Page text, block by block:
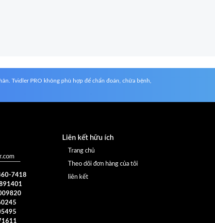
Tvidler PRO không phù hợp để chẩn đoán, chữa bệnh,
7418
Liên kết hữu ích
Trang chủ
Theo dõi đơn hàng của tôi
liên kết